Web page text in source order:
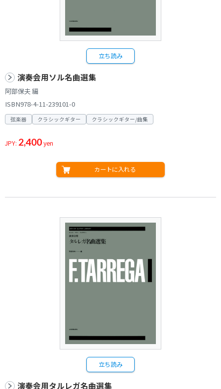
立ち読み
演奏会用ソル名曲選集
阿部保夫 編
ISBN978-4-11-239101-0
弦楽器 クラシックギター クラシックギター/曲集
JPY: 2,400yen
カートに入れる
立ち読み
演奏会用タルレガ名曲選集